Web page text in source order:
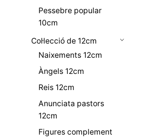
Pessebre popular
10cm
Col·lecció de 12cm
Naixements 12cm
Àngels 12cm
Reis 12cm
Anunciata pastors
12cm
Figures complement